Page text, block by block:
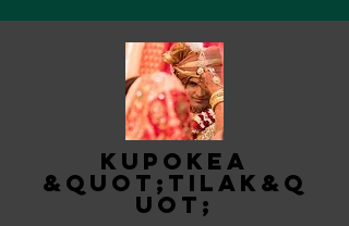
kupokea
&quot;tilak&q
uot;